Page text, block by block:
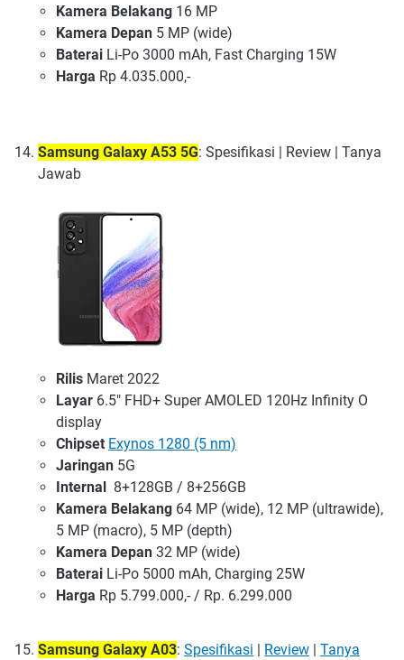
Kamera Belakang 16 MP
Kamera Depan 5 MP (wide)
Baterai Li-Po 3000 mAh, Fast Charging 15W
Harga Rp 4.035.000,-
Samsung Galaxy A53 5G: Spesifikasi | Review | Tanya
Jawab
Rilis Maret 2022
Layar 6.5" FHD+ Super AMOLED 120Hz Infinity O
display
Chipset Exynos 1280 (5 nm)
Jaringan 5G
Internal
8+128GB / 8+256GB
Kamera Belakang 64 MP (wide), 12 MP (ultrawide),
5 MP (macro), 5 MP (depth)
Kamera Depan 32 MP (wide)
Baterai Li-Po 5000 mAh, Charging 25W
Harga Rp 5.799.000,- / Rp. 6.299.000
Samsung Galaxy A03: Spesifikasi Review
Tanya